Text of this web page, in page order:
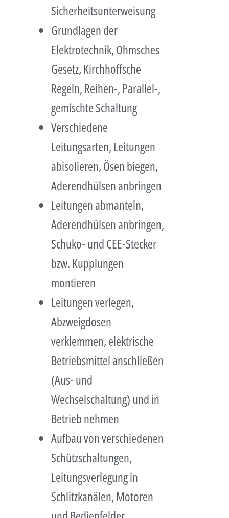
Sicherheitsunterweisung
Grundlagen der
Elektrotechnik, Ohmsches
Gesetz, Kirchhoffsche
Regeln, Reihen-, Parallel-,
gemischte Schaltung
Verschiedene
Leitungsarten, Leitungen
abisolieren, Ösen biegen,
Aderendhülsen anbringen
Leitungen abmanteln,
Aderendhülsen anbringen,
Schuko- und CEE-Stecker
bzw. Kupplungen
montieren
Leitungen verlegen,
Abzweigdosen
verklemmen, elektrische
Betriebsmittel anschließen
(Aus- und
Wechselschaltung) und in
Betrieb nehmen
Aufbau von verschiedenen
Schützschaltungen,
Leitungsverlegung in
Schlitzkanälen, Motoren